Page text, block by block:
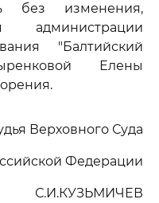
без изменения,
администрации
"Балтийский
Елены
Верховного Суда
Федерации
С.И.КУЗЬМИЧЕВ